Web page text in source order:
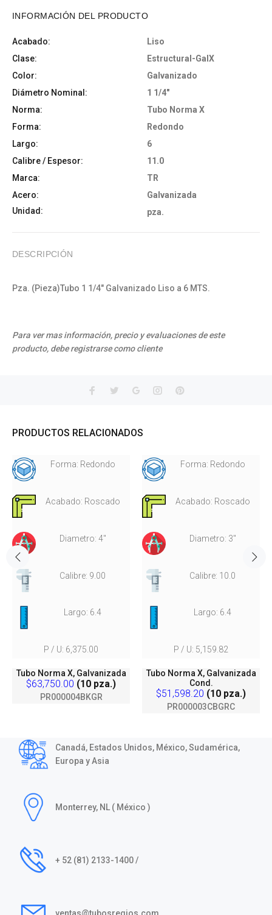
INFORMACIÓN DEL PRODUCTO
Acabado:
Liso
Clase:
Estructural-GalX
Color:
Galvanizado
Diámetro Nominal:
1 1/4"
Norma:
Tubo Norma X
Forma:
Redondo
Largo:
6
Calibre / Espesor:
11.0
Marca:
TR
Acero:
Galvanizada
Unidad:
pza.
DESCRIPCIÓN
Pza. (Pieza)Tubo 1 1/4" Galvanizado Liso a 6 MTS.
Para ver mas información, precio y evaluaciones de este
producto, debe registrarse como cliente
PRODUCTOS RELACIONADOS
Forma: Redondo
Acabado: Roscado
Diametro: 4"
Calibre: 9.00
Largo: 6.4
P / U: 6,375.00
Tubo Norma X, Galvanizada
$63,750.00 (10 pza.)
PR000004BKGR
Forma: Redondo
Acabado: Roscado
Diametro: 3"
Calibre: 10.0
Largo: 6.4
P / U: 5,159.82
Tubo Norma X, Galvanizada
Cond.
$51,598.20 (10 pza.)
PR000003CBGRC
Canadá, Estados Unidos, México, Sudamérica,
Europa y Asia
Monterrey, NL ( México )
+ 52 (81) 2133-1400 /